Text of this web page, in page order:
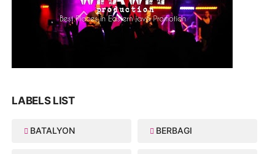
LABELS LIST
BATALYON BERBAGI